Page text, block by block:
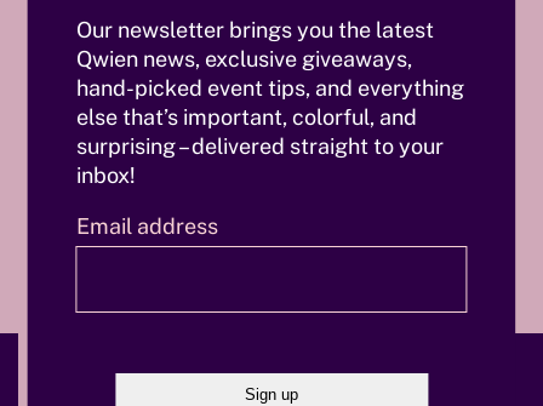
queeren Filmgeschichte Mädchen in Uniform
gelesen. Die Protagonistin Manuela von
Meinhardis wird zu Beginn des Films auf ein
preußisches…
Weiterlesen
Our newsletter brings you the latest
Qwien news, exclusive giveaways,
hand-picked event tips, and everything
else that’s important, colorful, and
surprising – delivered straight to your
inbox!
Email address